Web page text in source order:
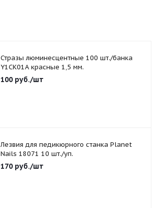
Стразы люминесцентные 100 шт./банка
Y1CK01A красные 1,5 мм.
100 руб./шт
Лезвия для педикюрного станка Planet
Nails 18071 10 шт./уп.
170 руб./шт